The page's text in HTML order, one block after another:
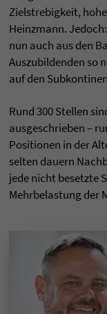
Zielstrebigkeit,
Heinzmann.
nun auch aus den
Auszubildenden so
auf den
Rund 300 Stellen
ausgeschrieben –
Positionen in der
selten dauern
jede nicht besetzte
Mehrbelastung der